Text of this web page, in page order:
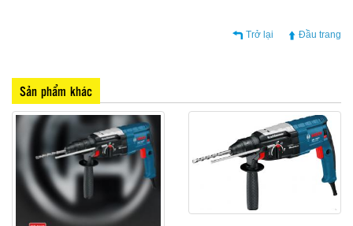
Trở lại Đầu trang
Sản phẩm khác